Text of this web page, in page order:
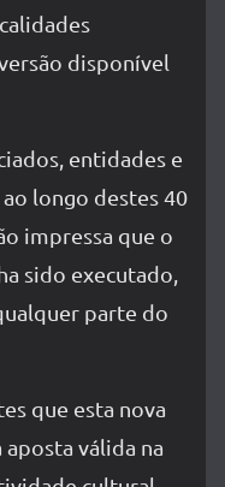
disponível
entidades e
longo destes 40
impressa que o
sido executado,
parte do
que esta nova
válida na